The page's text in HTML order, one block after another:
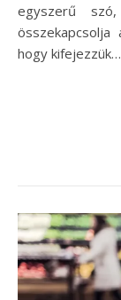
egyszerű
hogy kifejezzük…